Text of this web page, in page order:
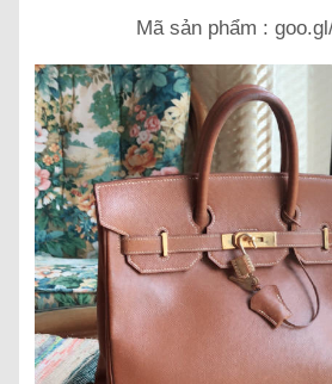
Mã sản phẩm :